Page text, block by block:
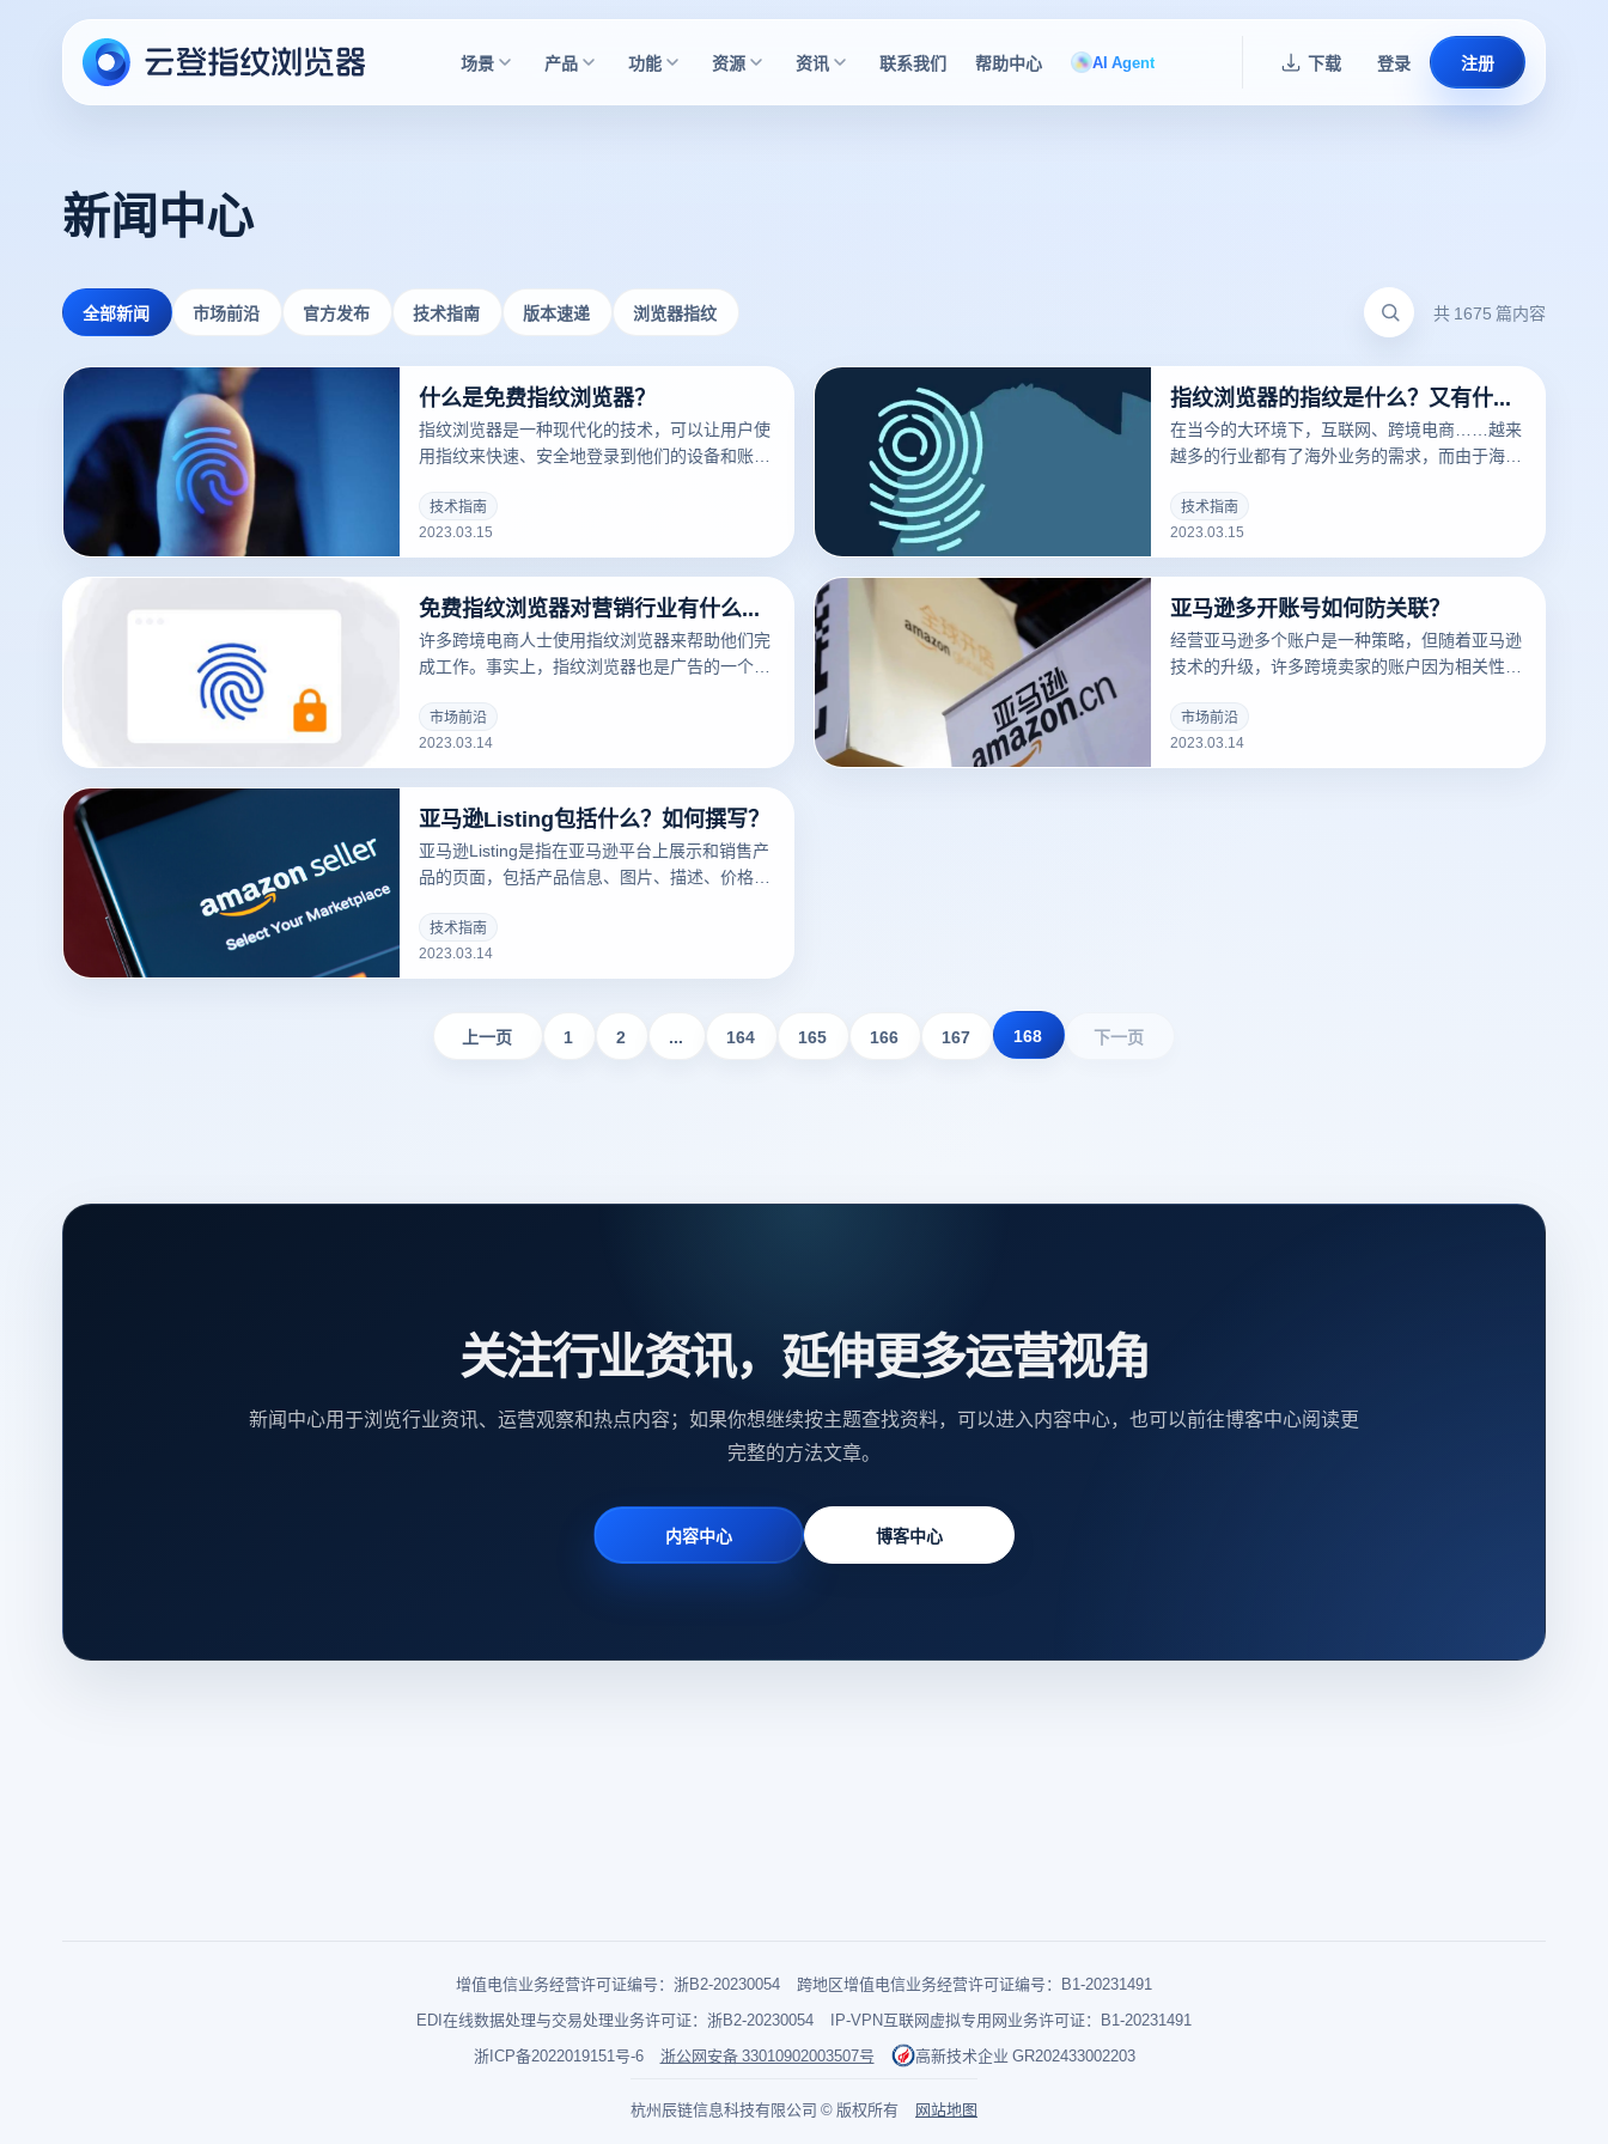
场景 产品 功能 资源 资讯 联系我们 帮助中心 AI Agent 下载 登录 注册
新闻中心
全部新闻 市场前沿 官方发布 技术指南 版本速递 浏览器指纹 共 1675 篇内容
什么是免费指纹浏览器？
指纹浏览器是一种现代化的技术，可以让用户使
用指纹来快速、安全地登录到他们的设备和账
一，并且越来越多的人开始使用它。
技术指南
2023.03.15
指纹浏览器的指纹是什么？又有什么用？
在当今的大环境下，互联网、跨境电商……越来
越多的行业都有了海外业务的需求，而由于海外
用到不同的IP，这时候便要用到指纹浏览器。要
清楚的了解什么是指纹浏览器之前，我们需要知
道什么是们先来说一下浏览器指纹。听着非常相
技术指南
2023.03.15
免费指纹浏览器对营销行业有什么作用？
许多跨境电商人士使用指纹浏览器来帮助他们完
成工作。事实上，指纹浏览器也是广告的一个非
问题。
市场前沿
2023.03.14
亚马逊多开账号如何防关联？
经营亚马逊多个账户是一种策略，但随着亚马逊
技术的升级，许多跨境卖家的账户因为相关性而
如何防止相关性呢？有什么好的防关联方法？
市场前沿
2023.03.14
亚马逊Listing包括什么？如何撰写？
亚马逊Listing是指在亚马逊平台上展示和销售产
品的页面，包括产品信息、图片、描述、价格、
可以吸引更多的潜在买家，增加销量。以下云登
录指纹浏览器关于亚马逊Listing包括什么？如何
撰写？的一些建议。
技术指南
2023.03.14
上一页 1 2 ... 164 165 166 167 168 下一页
关注行业资讯，延伸更多运营视角
新闻中心用于浏览行业资讯、运营观察和热点内容；如果你想继续按主题查找资料，可以进入内容中心，也可以前往博客中心阅读更
完整的方法文章。
内容中心 博客中心
增值电信业务经营许可证编号：浙B2-20230054
跨地区增值电信业务经营许可证编号：B1-20231491
EDI在线数据处理与交易处理业务许可证：浙B2-20230054
IP-VPN互联网虚拟专用网业务许可证：B1-20231491
浙ICP备2022019151号-6
浙公网安备 33010902003507号 高新技术企业 GR202433002203
杭州辰链信息科技有限公司 © 版权所有 网站地图